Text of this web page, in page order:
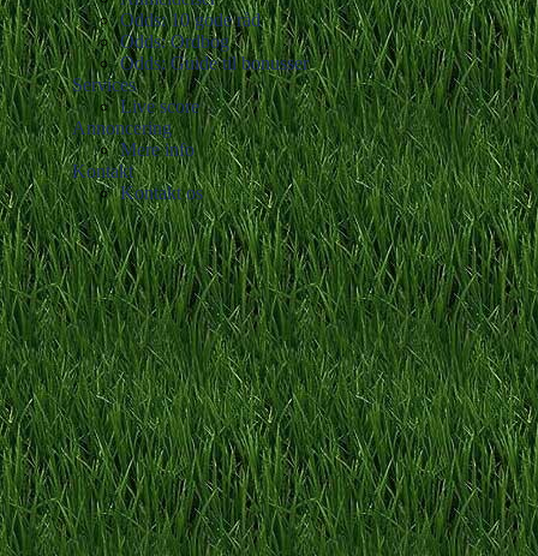
Odds: 10 gode råd
Odds: Ordbog
Odds: Guide til bonusser
Services
Live score
Annoncering
Mere info
Kontakt
Kontakt os